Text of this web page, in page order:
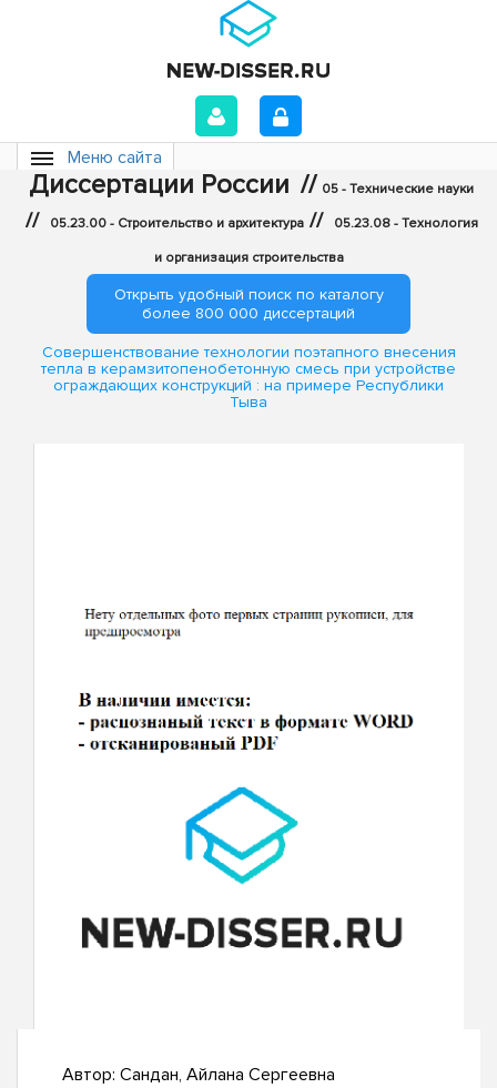
Меню сайта
Диссертации России // 05 - Технические науки
// 05.23.00 - Строительство и архитектура // 05.23.08 - Технология
и организация строительства
Открыть удобный поиск по каталогу
более 800 000 диссертаций
Совершенствование технологии поэтапного внесения
тепла в керамзитопенобетонную смесь при устройстве
ограждающих конструкций : на примере Республики
Тыва
Автор: Сандан, Айлана Сергеевна